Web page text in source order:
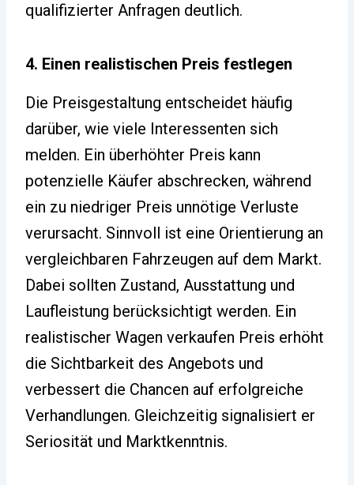
qualifizierter Anfragen deutlich.
4. Einen realistischen Preis festlegen
Die Preisgestaltung entscheidet häufig
darüber, wie viele Interessenten sich
melden. Ein überhöhter Preis kann
potenzielle Käufer abschrecken, während
ein zu niedriger Preis unnötige Verluste
verursacht. Sinnvoll ist eine Orientierung an
vergleichbaren Fahrzeugen auf dem Markt.
Dabei sollten Zustand, Ausstattung und
Laufleistung berücksichtigt werden. Ein
realistischer Wagen verkaufen Preis erhöht
die Sichtbarkeit des Angebots und
verbessert die Chancen auf erfolgreiche
Verhandlungen. Gleichzeitig signalisiert er
Seriosität und Marktkenntnis.